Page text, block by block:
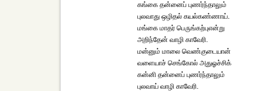
கங்கை தன்னைப் புணர்ந்தாலும்
புலவாது ஒழிதல் கயல்கண்ணாய்.
மங்கை மாதர் பெருங்கற்புஎன்று
அறிந்தேன் வாழி காவேரி.
மன்னும் மாலை வெண்குடையான்
வளையாச் செங்கோல் அதுஓச்சிக்
கன்னி தன்னைப் புணர்ந்தாலும்
புலவாய் வாழி காவேரி.